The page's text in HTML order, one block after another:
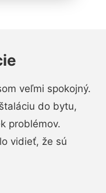
veľmi spokojný.
do bytu,
problémov.
vidieť, že sú